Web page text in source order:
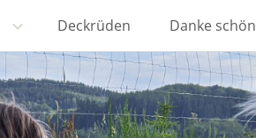
Deckrüden Danke schön